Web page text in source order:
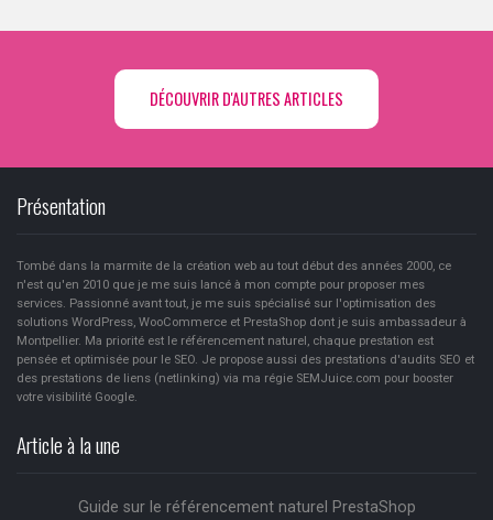
DÉCOUVRIR D'AUTRES ARTICLES
Présentation
Tombé dans la marmite de la création web au tout début des années 2000, ce
n'est qu'en 2010 que je me suis lancé à mon compte pour proposer mes
services. Passionné avant tout, je me suis spécialisé sur l'optimisation des
solutions WordPress, WooCommerce et PrestaShop dont je suis ambassadeur à
Montpellier. Ma priorité est le référencement naturel, chaque prestation est
pensée et optimisée pour le SEO. Je propose aussi des prestations d'audits SEO et
des prestations de liens (netlinking) via ma régie SEMJuice.com pour booster
votre visibilité Google.
Article à la une
Guide sur le référencement naturel PrestaShop